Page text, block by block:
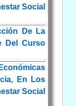
Social
De La
Del Curso
En Los
Social